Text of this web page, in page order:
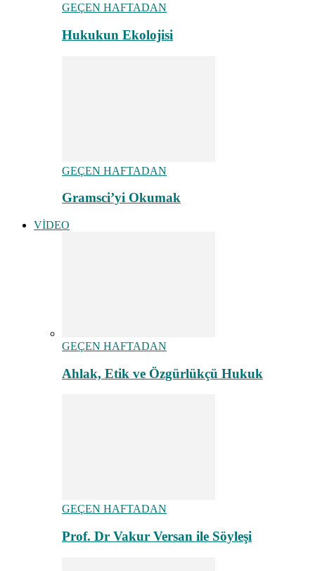
GEÇEN HAFTADAN
Hukukun Ekolojisi
GEÇEN HAFTADAN
Gramsci’yi Okumak
VİDEO
GEÇEN HAFTADAN
Ahlak, Etik ve Özgürlükçü Hukuk
GEÇEN HAFTADAN
Prof. Dr Vakur Versan ile Söyleşi